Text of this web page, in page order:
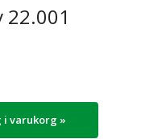
22.001
i varukorg »